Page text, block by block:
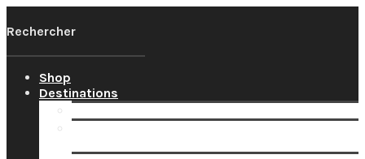
Shop
Destinations